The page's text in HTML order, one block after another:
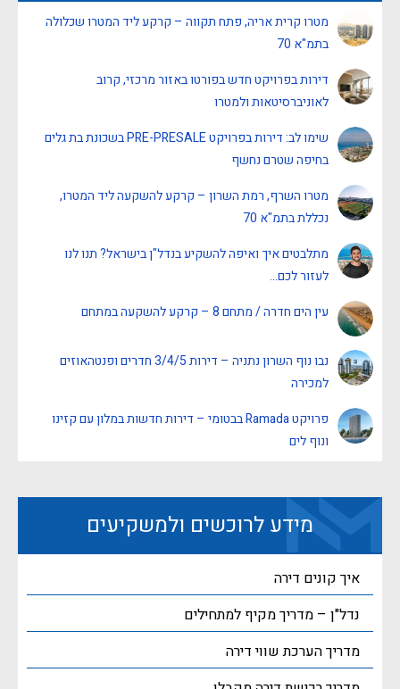
מטרו קרית אריה, פתח תקווה – קרקע ליד המטרו שכלולה
בתמ"א 70
דירות בפרויקט חדש בפורטו באזור מרכזי, קרוב
לאוניברסיטאות ולמטרו
שימו לב: דירות בפרויקט PRE-PRESALE בשכונת בת גלים
בחיפה שטרם נחשף
מטרו השרף, רמת השרון – קרקע להשקעה ליד המטרו,
נכללת בתמ"א 70
מתלבטים איך ואיפה להשקיע בנדל"ן בישראל? תנו לנו
לעזור לכם…
עין הים חדרה / מתחם 8 – קרקע להשקעה במתחם
נבו נוף השרון נתניה – דירות 3/4/5 חדרים ופנטהאוזים
למכירה
פרויקט Ramada בבטומי – דירות חדשות במלון עם קזינו
ונוף לים
מידע לרוכשים ולמשקיעים
איך קונים דירה
נדל"ן – מדריך מקיף למתחילים
מדריך הערכת שווי דירה